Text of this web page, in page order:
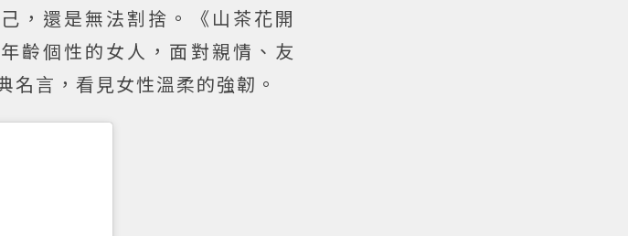
，還是無法割捨。《山茶花開
齡個性的女人，面對親情、友
言，看見女性溫柔的強韌。